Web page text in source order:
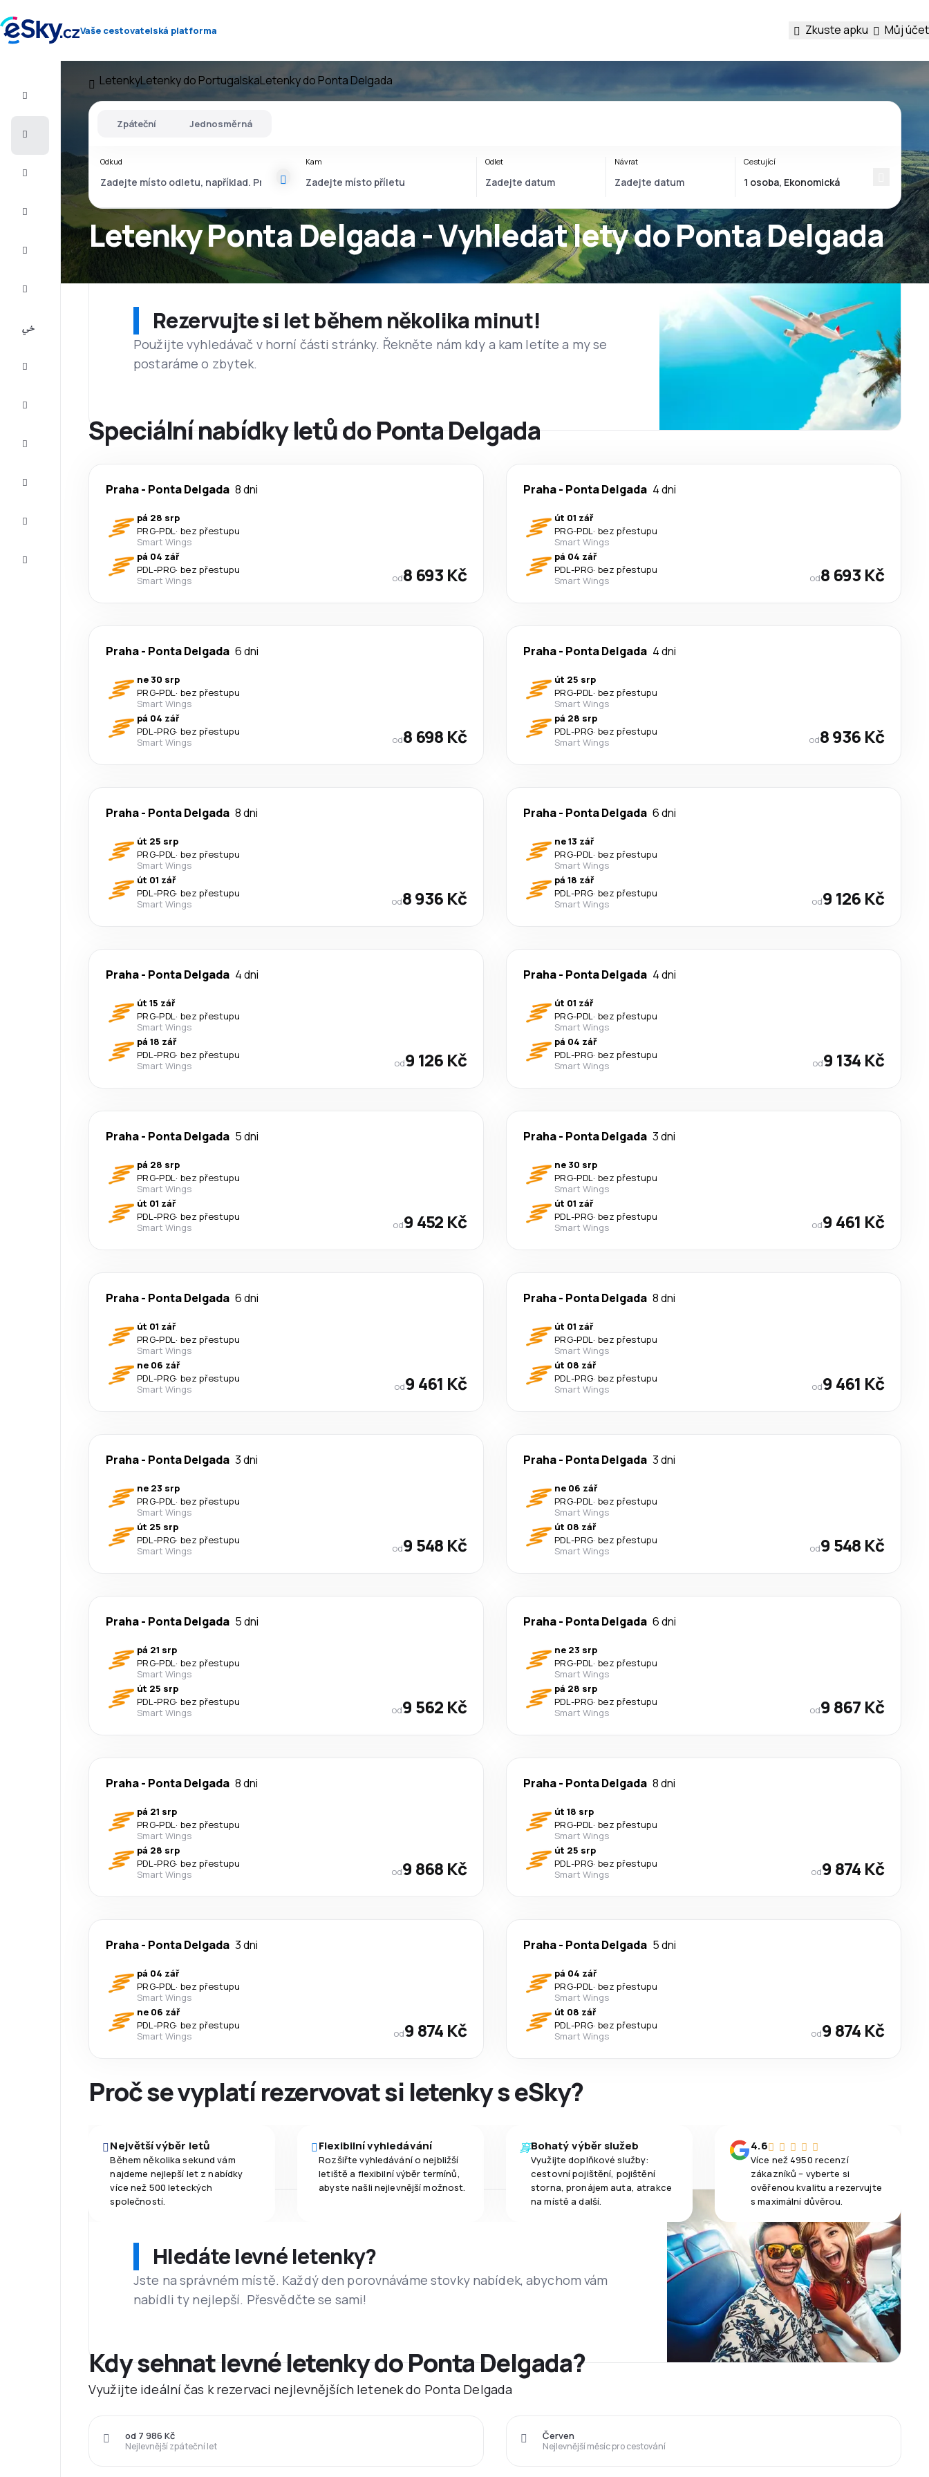
Vaše cestovatelská platforma Zkuste apku Můj účet
2026/27
LetenkyLetenky do PortugalskaLetenky do Ponta Delgada
Letenky Ponta Delgada - Vyhledat lety do Ponta Delgada
Zpáteční Jednosměrná
Odkud Kam Odlet Návrat Cestující
Rezervujte si let během několika minut!
Použijte vyhledávač v horní části stránky. Řekněte nám kdy a kam letíte a my se
postaráme o zbytek.
Speciální nabídky letů do Ponta Delgada
Praha- Ponta Delgada 8 dni
pá 28 srp
PRG-PDL · bez přestupu
Smart Wings
pá 04 zář
PDL -PRG· bez přestupu
Smart Wings
od8 693 Kč
Praha- Ponta Delgada 4 dni
út 01 zář
PRG-PDL · bez přestupu
Smart Wings
pá 04 zář
PDL -PRG· bez přestupu
Smart Wings
od8 693 Kč
Praha- Ponta Delgada 6 dni
ne 30 srp
PRG-PDL · bez přestupu
Smart Wings
pá 04 zář
PDL -PRG· bez přestupu
Smart Wings
od8 698 Kč
Praha- Ponta Delgada 4 dni
út 25 srp
PRG-PDL · bez přestupu
Smart Wings
pá 28 srp
PDL -PRG· bez přestupu
Smart Wings
od8 936 Kč
Praha- Ponta Delgada 8 dni
út 25 srp
PRG-PDL · bez přestupu
Smart Wings
út 01 zář
PDL -PRG· bez přestupu
Smart Wings
od8 936 Kč
Praha- Ponta Delgada 6 dni
ne 13 zář
PRG-PDL · bez přestupu
Smart Wings
pá 18 zář
PDL -PRG· bez přestupu
Smart Wings
od9 126 Kč
Praha- Ponta Delgada 4 dni
út 15 zář
PRG-PDL · bez přestupu
Smart Wings
pá 18 zář
PDL -PRG· bez přestupu
Smart Wings
od9 126 Kč
Praha- Ponta Delgada 4 dni
út 01 zář
PRG-PDL · bez přestupu
Smart Wings
pá 04 zář
PDL -PRG· bez přestupu
Smart Wings
od9 134 Kč
Praha- Ponta Delgada 5 dni
pá 28 srp
PRG-PDL · bez přestupu
Smart Wings
út 01 zář
PDL -PRG· bez přestupu
Smart Wings
od9 452 Kč
Praha- Ponta Delgada 3 dni
ne 30 srp
PRG-PDL · bez přestupu
Smart Wings
út 01 zář
PDL -PRG· bez přestupu
Smart Wings
od9 461 Kč
Praha- Ponta Delgada 6 dni
út 01 zář
PRG-PDL · bez přestupu
Smart Wings
ne 06 zář
PDL -PRG· bez přestupu
Smart Wings
od9 461 Kč
Praha- Ponta Delgada 8 dni
út 01 zář
PRG-PDL · bez přestupu
Smart Wings
út 08 zář
PDL -PRG· bez přestupu
Smart Wings
od9 461 Kč
Praha- Ponta Delgada 3 dni
ne 23 srp
PRG-PDL · bez přestupu
Smart Wings
út 25 srp
PDL -PRG· bez přestupu
Smart Wings
od9 548 Kč
Praha- Ponta Delgada 3 dni
ne 06 zář
PRG-PDL · bez přestupu
Smart Wings
út 08 zář
PDL -PRG· bez přestupu
Smart Wings
od9 548 Kč
Praha- Ponta Delgada 5 dni
pá 21 srp
PRG-PDL · bez přestupu
Smart Wings
út 25 srp
PDL -PRG· bez přestupu
Smart Wings
od9 562 Kč
Praha- Ponta Delgada 6 dni
ne 23 srp
PRG-PDL · bez přestupu
Smart Wings
pá 28 srp
PDL -PRG· bez přestupu
Smart Wings
od9 867 Kč
Praha- Ponta Delgada 8 dni
pá 21 srp
PRG-PDL · bez přestupu
Smart Wings
pá 28 srp
PDL -PRG· bez přestupu
Smart Wings
od9 868 Kč
Praha- Ponta Delgada 8 dni
út 18 srp
PRG-PDL · bez přestupu
Smart Wings
út 25 srp
PDL -PRG· bez přestupu
Smart Wings
od9 874 Kč
Praha- Ponta Delgada 3 dni
pá 04 zář
PRG-PDL · bez přestupu
Smart Wings
ne 06 zář
PDL -PRG· bez přestupu
Smart Wings
od9 874 Kč
Praha- Ponta Delgada 5 dni
pá 04 zář
PRG-PDL · bez přestupu
Smart Wings
út 08 zář
PDL -PRG· bez přestupu
Smart Wings
od9 874 Kč
Proč se vyplatí rezervovat si letenky s eSky?
Největší výběr letů
Během několika sekund vám
najdeme nejlepší let z nabídky
více než 500 leteckých
společností.
Flexibilní vyhledávání
Rozšiřte vyhledávání o nejbližší
letiště a flexibilní výběr termínů,
abyste našli nejlevnější možnost.
Bohatý výběr služeb
Využijte doplňkové služby:
cestovní pojištění, pojištění
storna, pronájem auta, atrakce
na místě a další.
4.6
Více než 4950 recenzí
zákazníků – vyberte si
ověřenou kvalitu a rezervujte
s maximální důvěrou.
Hledáte levné letenky?
Jste na správném místě. Každý den porovnáváme stovky nabídek, abychom vám
nabídli ty nejlepší. Přesvědčte se sami!
Kdy sehnat levné letenky do Ponta Delgada?
Využijte ideální čas k rezervaci nejlevnějších letenek do Ponta Delgada
Nejlevnější zpáteční let
od 7 986 Kč
Nejlevnější měsíc pro cestování
Červen